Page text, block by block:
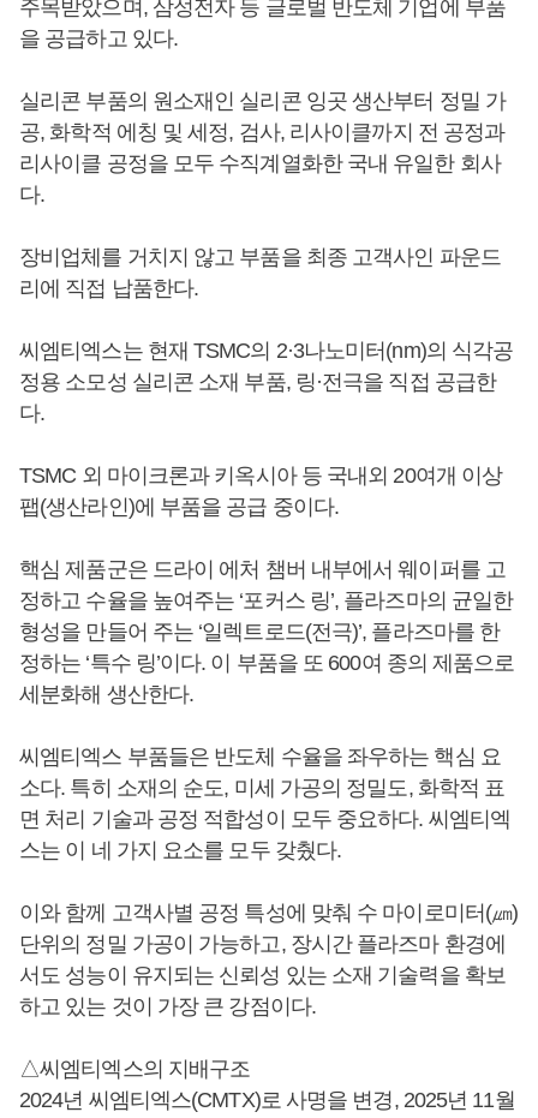
주목받았으며, 삼성전자 등 글로벌 반도체 기업에 부품
을 공급하고 있다.
실리콘 부품의 원소재인 실리콘 잉곳 생산부터 정밀 가
공, 화학적 에칭 및 세정, 검사, 리사이클까지 전 공정과
리사이클 공정을 모두 수직계열화한 국내 유일한 회사
다.
장비업체를 거치지 않고 부품을 최종 고객사인 파운드
리에 직접 납품한다.
씨엠티엑스는 현재 TSMC의 2·3나노미터(nm)의 식각공
정용 소모성 실리콘 소재 부품, 링·전극을 직접 공급한
다.
TSMC 외 마이크론과 키옥시아 등 국내외 20여개 이상
팹(생산라인)에 부품을 공급 중이다.
핵심 제품군은 드라이 에처 챔버 내부에서 웨이퍼를 고
정하고 수율을 높여주는 ‘포커스 링’, 플라즈마의 균일한
형성을 만들어 주는 ‘일렉트로드(전극)’, 플라즈마를 한
정하는 ‘특수 링’이다. 이 부품을 또 600여 종의 제품으로
세분화해 생산한다.
씨엠티엑스 부품들은 반도체 수율을 좌우하는 핵심 요
소다. 특히 소재의 순도, 미세 가공의 정밀도, 화학적 표
면 처리 기술과 공정 적합성이 모두 중요하다. 씨엠티엑
스는 이 네 가지 요소를 모두 갖췄다.
이와 함께 고객사별 공정 특성에 맞춰 수 마이로미터(㎛)
단위의 정밀 가공이 가능하고, 장시간 플라즈마 환경에
서도 성능이 유지되는 신뢰성 있는 소재 기술력을 확보
하고 있는 것이 가장 큰 강점이다.
△씨엠티엑스의 지배구조
2024년 씨엠티엑스(CMTX)로 사명을 변경, 2025년 11월